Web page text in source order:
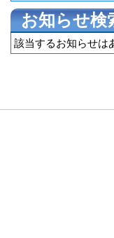
お知らせ検
該当するお知らせは